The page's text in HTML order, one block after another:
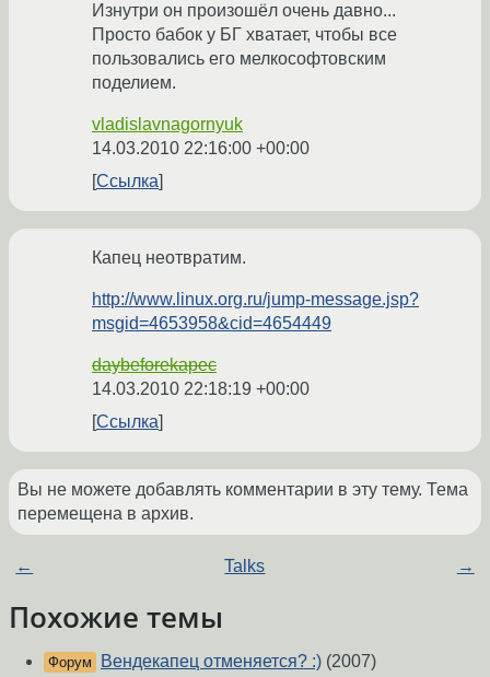
Изнутри он произошёл очень давно...
Просто бабок у БГ хватает, чтобы все
пользовались его мелкософтовским
поделием.
vladislavnagornyuk
14.03.2010 22:16:00 +00:00
Ссылка
Капец неотвратим.
http://www.linux.org.ru/jump-message.jsp?
msgid=4653958&cid=4654449
daybeforekapec
14.03.2010 22:18:19 +00:00
Ссылка
Вы не можете добавлять комментарии в эту тему. Тема
перемещена в архив.
← Talks →
Похожие темы
Форум Вендекапец отменяется? :) (2007)